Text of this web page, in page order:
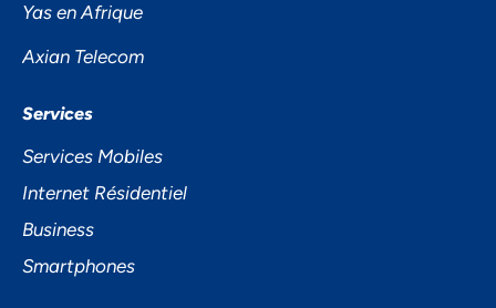
Yas en Afrique
Axian Telecom
Services
Services Mobiles
Internet Résidentiel
Business
Smartphones